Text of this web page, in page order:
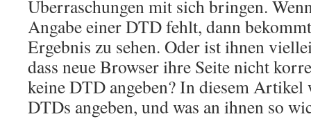
Überraschungen mit sich bringen.
Angabe einer DTD fehlt, dann
Ergebnis zu sehen. Oder ist ihnen
dass neue Browser ihre Seite nicht
keine DTD angeben? In diesem Artikel
DTDs angeben, und was an ihnen so